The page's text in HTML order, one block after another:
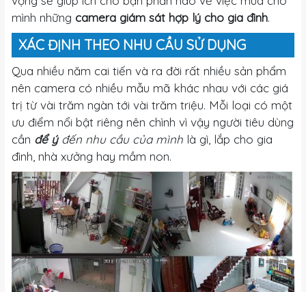
mình những camera giám sát hợp lý cho gia đình.
XÁC ĐỊNH THEO NHU CẦU SỬ DỤNG
Qua nhiều năm cai tiến và ra đời rất nhiều sản phẩm
nên camera có nhiều mẫu mã khác nhau với các giá
trị từ vài trăm ngàn tới vài trăm triệu. Mỗi loại có một
ưu điểm nổi bật riêng nên chình vì vậy người tiêu dùng
cần để ýđến nhu cầu của mình là gì, lắp cho gia
đình, nhà xưởng hay mầm non.